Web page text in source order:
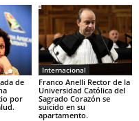
de
por
Internacional
Franco Anelli Rector de la
Universidad Católica del
Sagrado Corazón se
suicido en su
apartamento.